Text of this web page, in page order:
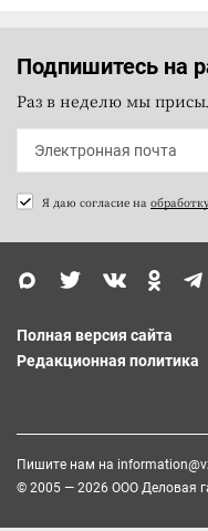
Подпишитесь на
Раз в неделю мы
Я даю согласие на
Полная версия сайта
Редакционная политика
Пишите нам на
© 2005 — 2026 ООО Деловая